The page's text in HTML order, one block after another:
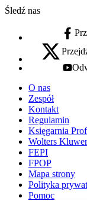
Śledź nas
x - otwiera się
O nas
Zespół
Kontakt
Regulamin
Księgarnia
Wolters Kluwer
FEPI
FPOP
Mapa strony
Polityka
Pomoc